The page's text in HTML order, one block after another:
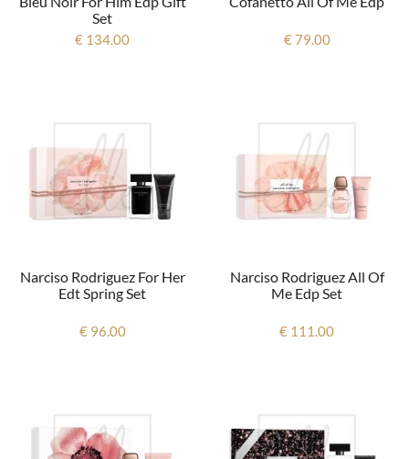
Set
€ 134.00 € 79.00
Narciso Rodriguez For Her
Edt Spring Set
€ 96.00
Narciso Rodriguez All Of
Me Edp Set
€ 111.00